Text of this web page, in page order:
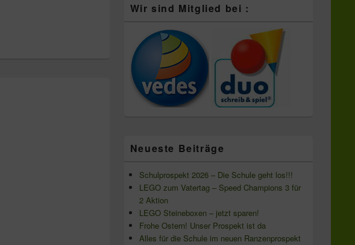
Wir sind Mitglied bei :
Neueste Beiträge
Schulprospekt 2026 – Die Schule geht los!!!
LEGO zum Vatertag – Speed Champions 3 für
2 Aktion
LEGO Steineboxen – jetzt sparen!
Frohe Ostern! Unser Prospekt ist da
Alles für die Schule im neuen Ranzenprospekt